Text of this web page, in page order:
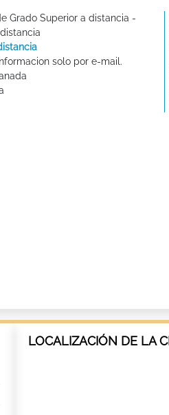
Grado Superior a distancia -
solo por e-mail.
LOCALIZACIÓN DE LA